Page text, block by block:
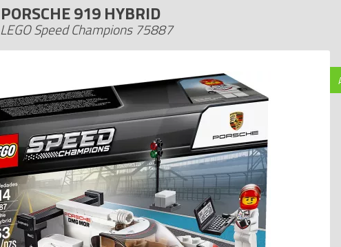
PORSCHE 919 HYBRID
LEGO Speed Champions 75887